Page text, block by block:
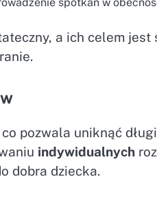
a ich celem jest
pozwala uniknąć
indywidualnych
dobra dziecka.